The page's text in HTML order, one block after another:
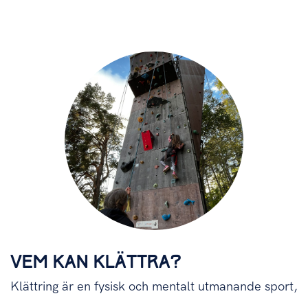
VEM KAN KLÄTTRA?
Klättring är en fysisk och mentalt utmanande sport,